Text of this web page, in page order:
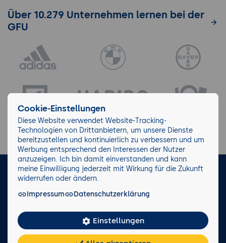
Über 10.279 Unternehmen lernen bei der
GFU
LinkedIn Facebook
Facts
Cookie-Einstellungen
Diese Website verwendet Website-Tracking-
Technologien von Drittanbietern, um unsere Dienste
bereitzustellen und kontinuierlich zu verbessern und um
Werbung entsprechend den Interessen der Nutzer
anzuzeigen. Ich bin damit einverstanden und kann
meine Einwilligung jederzeit mit Wirkung für die Zukunft
widerrufen oder ändern.
Impressum
Datenschutzerklärung
Einstellungen